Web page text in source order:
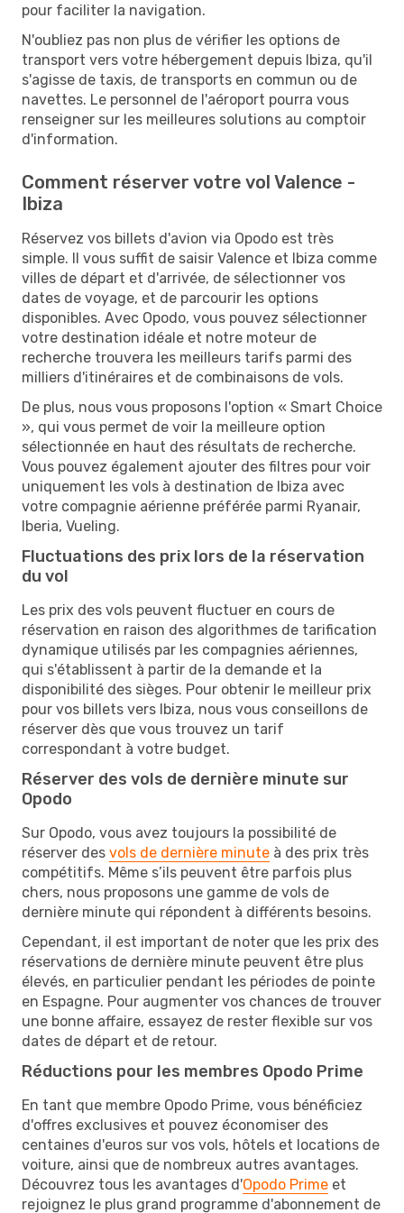
pour faciliter la navigation.
N'oubliez pas non plus de vérifier les options de
transport vers votre hébergement depuis Ibiza, qu'il
s'agisse de taxis, de transports en commun ou de
navettes. Le personnel de l'aéroport pourra vous
renseigner sur les meilleures solutions au comptoir
d'information.
Comment réserver votre vol Valence -
Ibiza
Réservez vos billets d'avion via Opodo est très
simple. Il vous suffit de saisir Valence et Ibiza comme
villes de départ et d'arrivée, de sélectionner vos
dates de voyage, et de parcourir les options
disponibles. Avec Opodo, vous pouvez sélectionner
votre destination idéale et notre moteur de
recherche trouvera les meilleurs tarifs parmi des
milliers d'itinéraires et de combinaisons de vols.
De plus, nous vous proposons l'option « Smart Choice
», qui vous permet de voir la meilleure option
sélectionnée en haut des résultats de recherche.
Vous pouvez également ajouter des filtres pour voir
uniquement les vols à destination de Ibiza avec
votre compagnie aérienne préférée parmi Ryanair,
Iberia, Vueling.
Fluctuations des prix lors de la réservation
du vol
Les prix des vols peuvent fluctuer en cours de
réservation en raison des algorithmes de tarification
dynamique utilisés par les compagnies aériennes,
qui s'établissent à partir de la demande et la
disponibilité des sièges. Pour obtenir le meilleur prix
pour vos billets vers Ibiza, nous vous conseillons de
réserver dès que vous trouvez un tarif
correspondant à votre budget.
Réserver des vols de dernière minute sur
Opodo
Sur Opodo, vous avez toujours la possibilité de
réserver des vols de dernière minute à des prix très
compétitifs. Même s’ils peuvent être parfois plus
chers, nous proposons une gamme de vols de
dernière minute qui répondent à différents besoins.
Cependant, il est important de noter que les prix des
réservations de dernière minute peuvent être plus
élevés, en particulier pendant les périodes de pointe
en Espagne. Pour augmenter vos chances de trouver
une bonne affaire, essayez de rester flexible sur vos
dates de départ et de retour.
Réductions pour les membres Opodo Prime
En tant que membre Opodo Prime, vous bénéficiez
d'offres exclusives et pouvez économiser des
centaines d'euros sur vos vols, hôtels et locations de
voiture, ainsi que de nombreux autres avantages.
Découvrez tous les avantages d'Opodo Prime et
rejoignez le plus grand programme d'abonnement de